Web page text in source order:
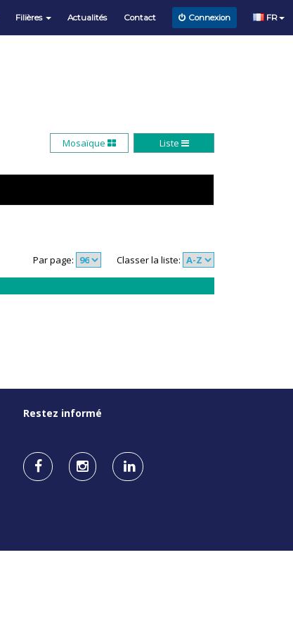
Filières Actualités Contact Connexion FR
Mosaïque Liste
Par page: Classer la liste:
Restez informé